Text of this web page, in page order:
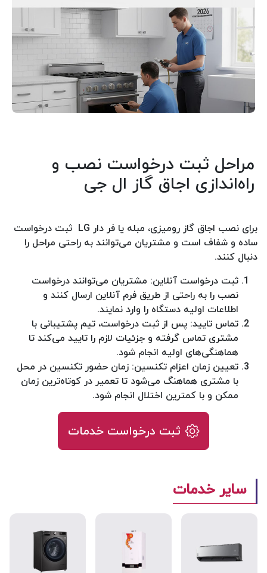
مراحل ثبت درخواست نصب و
راه‌اندازی اجاق گاز ال جی
برای نصب اجاق گاز رومیزی، مبله یا فر دار LG ثبت درخواست
ساده و شفاف است و مشتریان می‌توانند به راحتی مراحل را
دنبال کنند.
ثبت درخواست آنلاین: مشتریان می‌توانند درخواست
نصب را به راحتی از طریق فرم آنلاین ارسال کنند و
اطلاعات اولیه دستگاه را وارد نمایند.
تماس تایید: پس از ثبت درخواست، تیم پشتیبانی با
مشتری تماس گرفته و جزئیات لازم را تایید می‌کند تا
هماهنگی‌های اولیه انجام شود.
تعیین زمان اعزام تکنسین: زمان حضور تکنسین در محل
با مشتری هماهنگ می‌شود تا تعمیر در کوتاه‌ترین زمان
ممکن و با کمترین اختلال انجام شود.
ثبت درخواست خدمات
سایر خدمات